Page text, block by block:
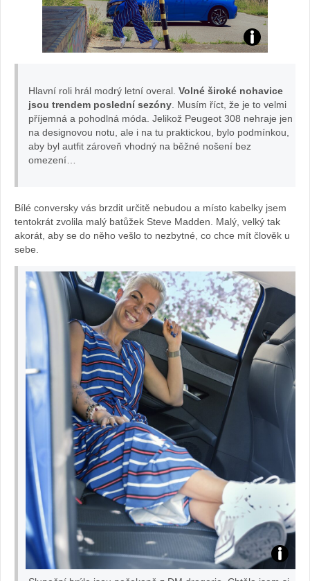
Veronika
foto
Olivie
Hlavní roli hrál modrý letní overal. Volné široké nohavice
jsou trendem poslední sezóny . Musím říct, že je to velmi
příjemná a pohodlná móda. Jelikož Peugeot 308 nehraje jen
na designovou notu, ale i na tu praktickou, bylo podmínkou,
aby byl autfit zároveň vhodný na běžné nošení bez
omezení…
Bílé conversky vás brzdit určitě nebudou a místo kabelky jsem
tentokrát zvolila malý batůžek Steve Madden. Malý, velký tak
akorát, aby se do něho vešlo to nezbytné, co chce mít člověk u
sebe.